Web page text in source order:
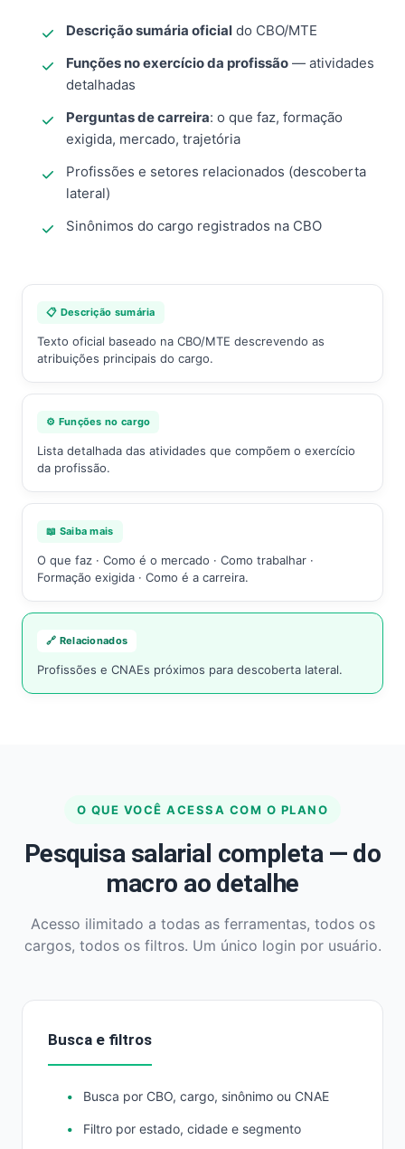
Descrição sumária oficial do CBO/MTE
Funções no exercício da profissão — atividades
detalhadas
Perguntas de carreira: o que faz, formação
exigida, mercado, trajetória
Profissões e setores relacionados (descoberta
lateral)
Sinônimos do cargo registrados na CBO
📋 Descrição sumária
Texto oficial baseado na CBO/MTE descrevendo as
atribuições principais do cargo.
⚙️ Funções no cargo
Lista detalhada das atividades que compõem o exercício
da profissão.
📖 Saiba mais
O que faz · Como é o mercado · Como trabalhar ·
Formação exigida · Como é a carreira.
🔗 Relacionados
Profissões e CNAEs próximos para descoberta lateral.
O QUE VOCÊ ACESSA COM O PLANO
Pesquisa salarial completa — do
macro ao detalhe
Acesso ilimitado a todas as ferramentas, todos os
cargos, todos os filtros. Um único login por usuário.
Busca e filtros
Busca por CBO, cargo, sinônimo ou CNAE
Filtro por estado, cidade e segmento